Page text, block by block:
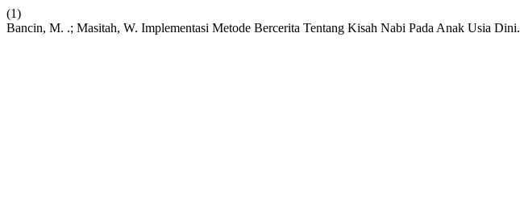
(1)
Bancin, M. .; Masitah, W. Implementasi Metode Bercerita Tentang Kisah Nabi Pada Anak Usia Dini.